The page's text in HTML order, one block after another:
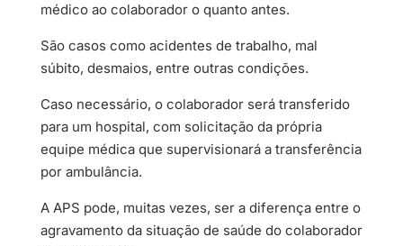
médico ao colaborador o quanto antes.
São casos como acidentes de trabalho, mal
súbito, desmaios, entre outras condições.
Caso necessário, o colaborador será transferido
para um hospital, com solicitação da própria
equipe médica que supervisionará a transferência
por ambulância.
A APS pode, muitas vezes, ser a diferença entre o
agravamento da situação de saúde do colaborador